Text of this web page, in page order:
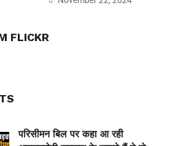
FLICKR
परिसीमन बिल पर कहा आ रही